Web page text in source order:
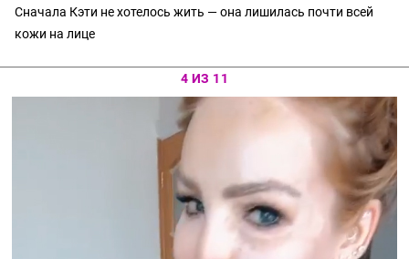
Сначала Кэти не хотелось жить — она лишилась почти всей
кожи на лице
4 ИЗ 11